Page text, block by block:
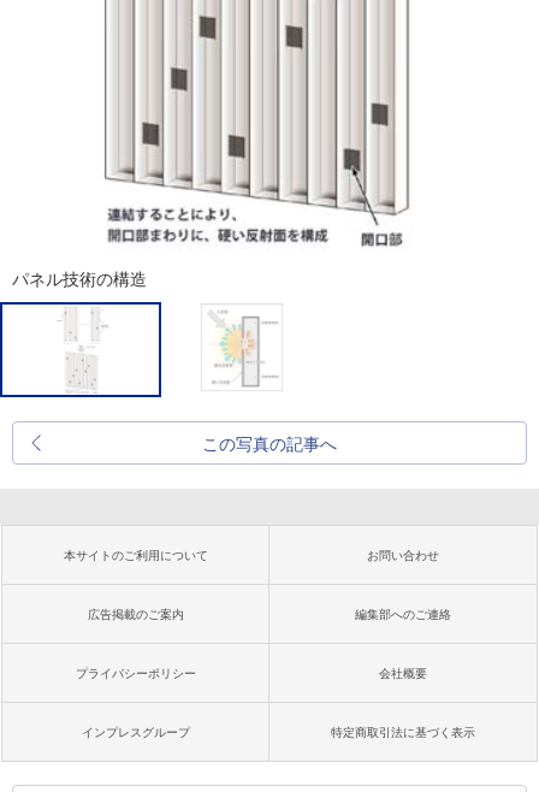
パネル技術の構造
この写真の記事へ
本サイトのご利用について お問い合わせ
広告掲載のご案内 編集部へのご連絡
プライバシーポリシー 会社概要
インプレスグループ 特定商取引法に基づく表示